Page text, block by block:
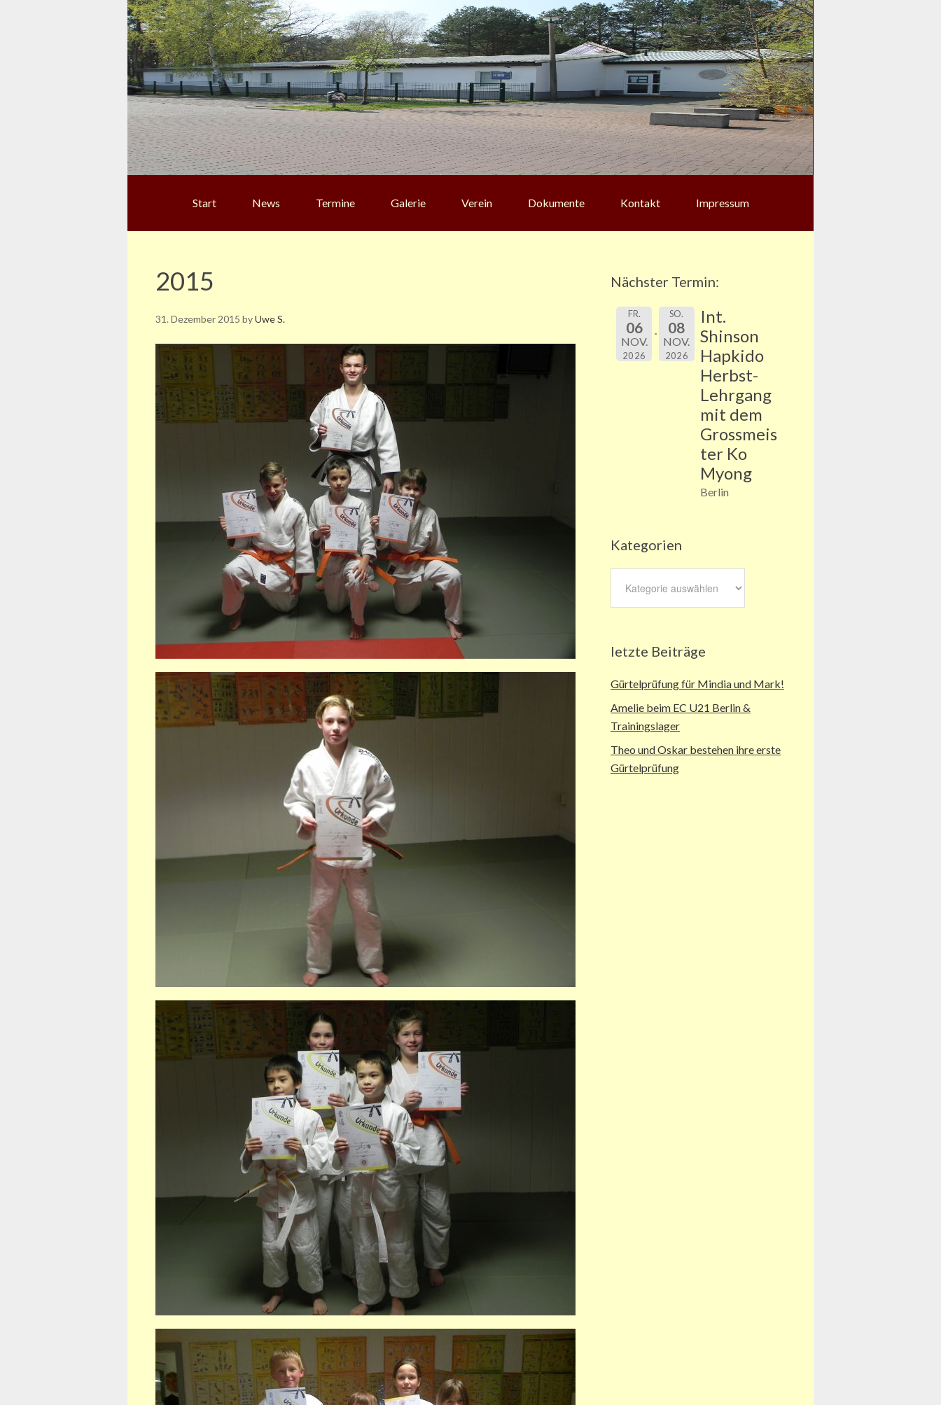
Start News Termine Galerie Verein Dokumente Kontakt Impressum
2015
31. Dezember 2015 byUwe S.
Nächster Termin:
FR.
06
NOV.
2026
SO.
08
NOV.
2026
Int.
Shinson
Hapkido
Herbst-
Lehrgang
mit dem
Grossmeis
ter Ko
Myong
Berlin
Kategorien
letzte Beiträge
Gürtelprüfung für Mindia und Mark!
Amelie beim EC U21 Berlin &
Trainingslager
Theo und Oskar bestehen ihre erste
Gürtelprüfung